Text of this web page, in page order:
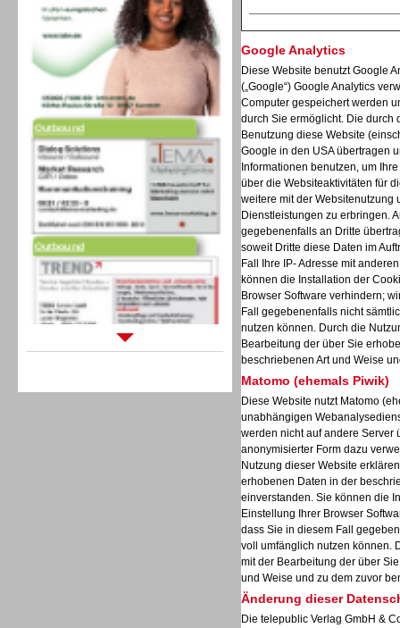
Outbound
Outbound
Sprachdialogsysteme u. Ki/
Google Analytics
Diese Website benutzt Google
(„Google“) Google Analytics
Computer gespeichert werden
durch Sie ermöglicht. Die durch
Benutzung diese Website
Google in den USA übertragen
Informationen benutzen, um
über die Websiteaktivitäten für
weitere mit der Websitenutzung
Dienstleistungen zu erbringen.
gegebenenfalls an Dritte
soweit Dritte diese Daten im
Fall Ihre IP- Adresse mit
können die Installation der
Browser Software verhindern;
Fall gegebenenfalls nicht
nutzen können. Durch die
Bearbeitung der über Sie
beschriebenen Art und Weise
Matomo (ehemals Piwik)
Diese Website nutzt Matomo
unabhängigen
werden nicht auf andere Server
anonymisierter Form dazu
Nutzung dieser Website
erhobenen Daten in der
einverstanden. Sie können die
Einstellung Ihrer Browser
dass Sie in diesem Fall
voll umfänglich nutzen können.
mit der Bearbeitung der über
und Weise und zu dem zuvor
Änderung dieser
Die telepublic Verlag GmbH &